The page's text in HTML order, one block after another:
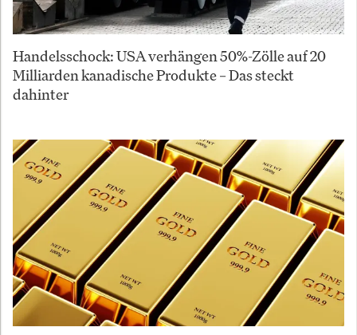
Handelsschock: USA verhängen 50%-Zölle auf 20
Milliarden kanadische Produkte – Das steckt
dahinter